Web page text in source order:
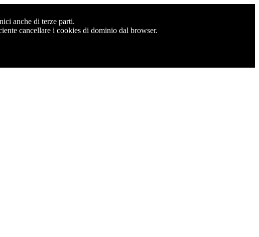
anche di terze parti.
cancellare i cookies di dominio dal browser.